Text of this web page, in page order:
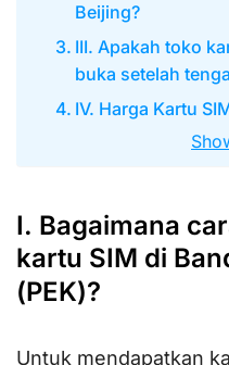
Beijing?
III. Apakah toko
buka setelah
IV. Harga Kartu
I. Bagaimana
kartu SIM di
(PEK)?
Untuk mendapatkan